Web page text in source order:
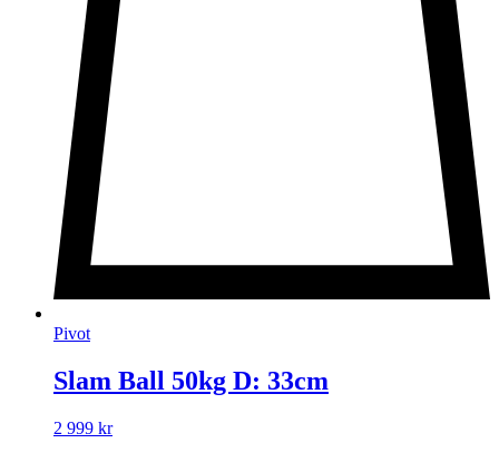
Pivot
Slam Ball 50kg D: 33cm
2 999 kr